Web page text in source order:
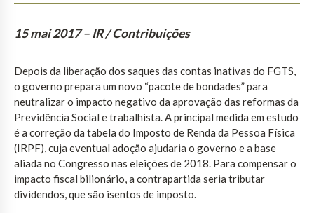
15 mai 2017 – IR / Contribuições
Depois da liberação dos saques das contas inativas do FGTS,
o governo prepara um novo “pacote de bondades” para
neutralizar o impacto negativo da aprovação das reformas da
Previdência Social e trabalhista. A principal medida em estudo
é a correção da tabela do Imposto de Renda da Pessoa Física
(IRPF), cuja eventual adoção ajudaria o governo e a base
aliada no Congresso nas eleições de 2018. Para compensar o
impacto fiscal bilionário, a contrapartida seria tributar
dividendos, que são isentos de imposto.